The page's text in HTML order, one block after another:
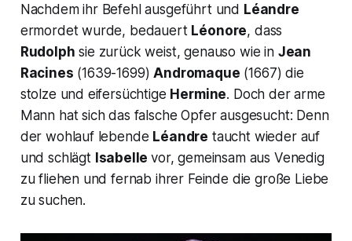
Nachdem ihr Befehl ausgeführt und Léandre
ermordet wurde, bedauert Léonore, dass
Rudolph sie zurück weist, genauso wie in Jean
Racines (1639-1699)Andromaque (1667) die
stolze und eifersüchtige Hermine. Doch der arme
Mann hat sich das falsche Opfer ausgesucht: Denn
der wohlauf lebende Léandre taucht wieder auf
und schlägt Isabellevor, gemeinsam aus Venedig
zu fliehen und fernab ihrer Feinde die große Liebe
zu suchen.